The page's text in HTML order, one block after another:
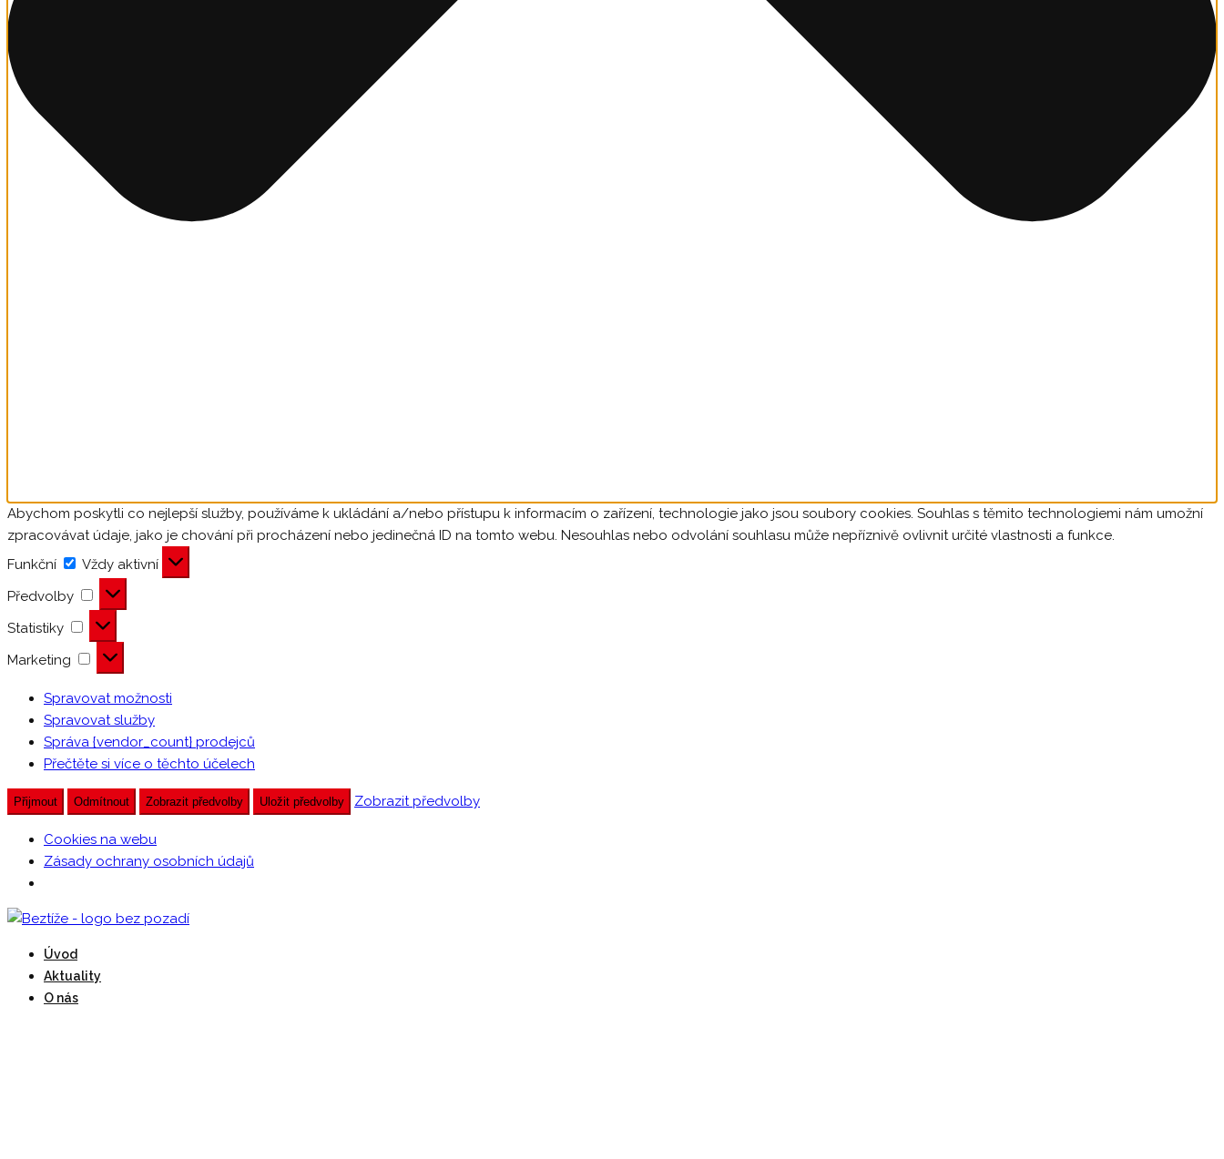
Abychom poskytli co nejlepší služby, používáme k ukládání a/nebo přístupu k informacím o zařízení, technologie jako jsou soubory cookies. Souhlas s těmito technologiemi nám umožní
zpracovávat údaje, jako je chování při procházení nebo jedinečná ID na tomto webu. Nesouhlas nebo odvolání souhlasu může nepříznivě ovlivnit určité vlastnosti a funkce.
Funkční
Funkční
Vždy aktivní
Předvolby
Předvolby
Statistiky Statistiky
Marketing Marketing
Spravovat možnosti
Spravovat služby
Správa {vendor_count} prodejců
Přečtěte si více o těchto účelech
Přijmout Odmítnout Zobrazit předvolby Uložit předvolby Zobrazit předvolby
Cookies na webu
Zásady ochrany osobních údajů
Přeskočit
obsah
Beztíže
Beztíži provozuje DDM Praha 3 – Ulita
Úvod
Aktuality
O nás